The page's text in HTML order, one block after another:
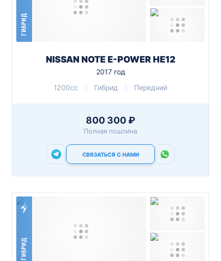
ГИБРИД
NISSAN NOTE E-POWER HE12
2017 год
1200cc
Гибрид Передний
800 300 ₽
Полная пошлина
СВЯЗАТЬСЯ С НАМИ
ГИБРИД